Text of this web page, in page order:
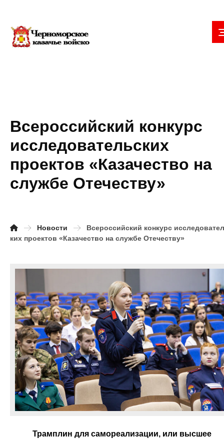
Всероссийский конкурс
исследовательских
проектов «Казачество на
службе Отечеству»
Новости
Всероссийский конкурс
ких проектов «Казачество на службе Отечеству»
Трамплин для самореализации, или высшее